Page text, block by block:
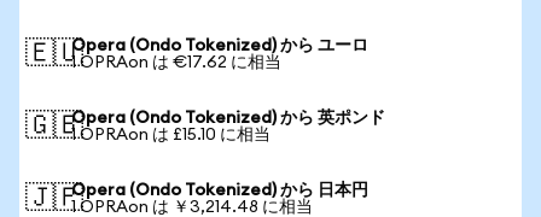
🇪🇺Opera (Ondo Tokenized) から ユーロ
1 OPRAon は €17.62 に相当
🇬🇧Opera (Ondo Tokenized) から 英ポンド
1 OPRAon は £15.10 に相当
🇯🇵Opera (Ondo Tokenized) から 日本円
1 OPRAon は ￥3,214.48 に相当